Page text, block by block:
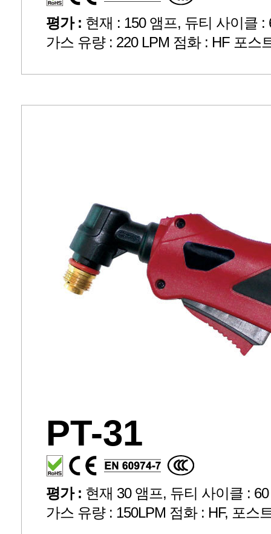
평가 : 현재 : 150 앰프, 듀티 사이클
가스 유량 : 220 LPM 점화 : HF 포스
PT-31
평가 : 현재 30 앰프, 듀티 사이클 :
가스 유량 : 150LPM 점화 : HF, 포스